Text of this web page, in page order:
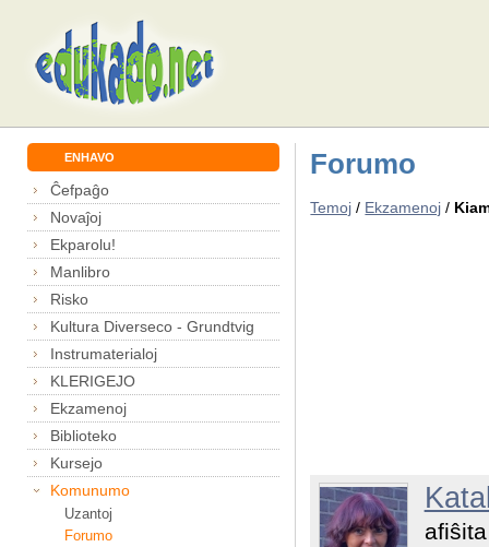
ENHAVO
Ĉefpaĝo
Novaĵoj
Ekparolu!
Manlibro
Risko
Kultura Diverseco - Grundtvig
Instrumaterialoj
KLERIGEJO
Ekzamenoj
Biblioteko
Kursejo
Komunumo
Uzantoj
Forumo
Forumo
Temoj / Ekzamenoj /